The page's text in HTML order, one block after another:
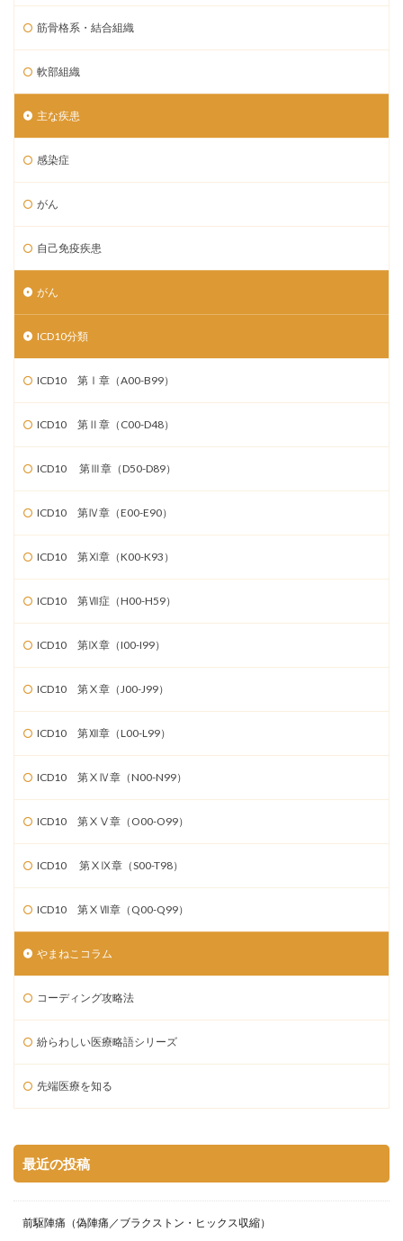
筋骨格系・結合組織
軟部組織
主な疾患
感染症
がん
自己免疫疾患
がん
ICD10分類
ICD10 第Ⅰ章（A00-B99）
ICD10 第Ⅱ章（C00-D48）
ICD10 第Ⅲ章（D50-D89）
ICD10 第Ⅳ章（E00-E90）
ICD10 第Ⅺ章（K00-K93）
ICD10 第Ⅶ症（H00-H59）
ICD10 第Ⅸ章（I00-I99）
ICD10 第Ⅹ章（J00-J99）
ICD10 第Ⅻ章（L00-L99）
ICD10 第ⅩⅣ章（N00-N99）
ICD10 第ⅩⅤ章（O00-O99）
ICD10 第ⅩⅨ章（S00-T98）
ICD10 第ⅩⅦ章（Q00-Q99）
やまねこコラム
コーディング攻略法
紛らわしい医療略語シリーズ
先端医療を知る
最近の投稿
前駆陣痛（偽陣痛／ブラクストン・ヒックス収縮）